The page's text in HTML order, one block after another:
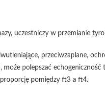
uczestniczy w przemianie
przeciwzaplane,
może polepszać
pomiędzy ft3 a ft4.